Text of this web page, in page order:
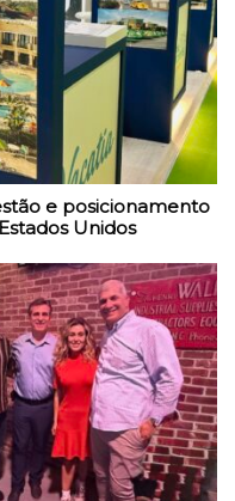
e posicionamento
Unidos